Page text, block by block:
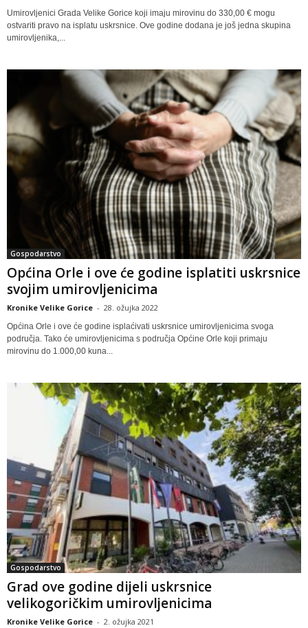
Umirovljenici Grada Velike Gorice koji imaju mirovinu do 330,00 € mogu
ostvariti pravo na isplatu uskrsnice. Ove godine dodana je još jedna skupina
umirovljenika,...
Gospodarstvo
Općina Orle i ove će godine isplatiti uskrsnice
svojim umirovljenicima
Kronike Velike Gorice - 28. ožujka 2022
Općina Orle i ove će godine isplaćivati uskrsnice umirovljenicima svoga
područja. Tako će umirovljenicima s područja Općine Orle koji primaju
mirovinu do 1.000,00 kuna...
Gospodarstvo
Grad ove godine dijeli uskrsnice
velikogoričkim umirovljenicima
Kronike Velike Gorice - 2. ožujka 2021